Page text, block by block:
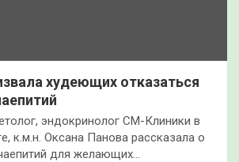
худеющих отказаться
эндокринолог СМ-Клиники в
к.м.н. Оксана Панова рассказала о
для желающих…